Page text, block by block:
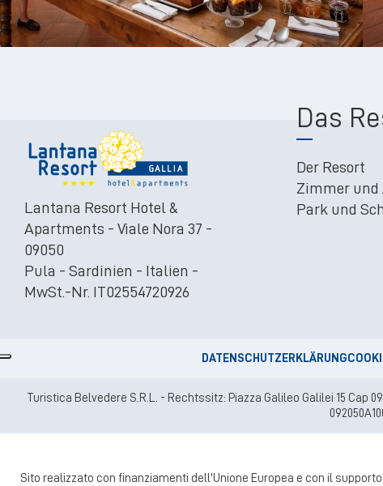
Lantana Resort Hotel &
Apartments - Viale Nora 37 -
09050
Pula - Sardinien - Italien -
MwSt.-Nr. IT02554720926
Das
Der Resort
Zimmer und
Park und
DATENSCHUTZERKLÄRUNG
Turistica Belvedere S.R.L. - Rechtssitz: Piazza Galileo Galilei 15 Cap
Sito realizzato con finanziamenti dell'Unione Europea e con il